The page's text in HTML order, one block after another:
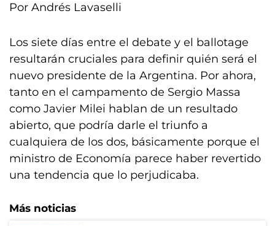
Por Andrés Lavaselli
Los siete días entre el debate y el ballotage
resultarán cruciales para definir quién será el
nuevo presidente de la Argentina. Por ahora,
tanto en el campamento de Sergio Massa
como Javier Milei hablan de un resultado
abierto, que podría darle el triunfo a
cualquiera de los dos, básicamente porque el
ministro de Economía parece haber revertido
una tendencia que lo perjudicaba.
Más noticias